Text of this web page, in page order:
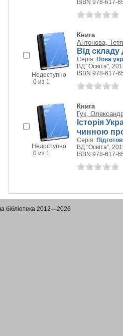
ISBN 978-617-
Недоступно
0 из 1
Книга
Антонова,
Від складу
Серія: Нова
ВД "Освіта",
ISBN 978-617-
Недоступно
0 из 1
Книга
Гук,
Історія
чинною
Серія:
ВД "Освіта",
ISBN 978-617-
бібліотека 2012—2026